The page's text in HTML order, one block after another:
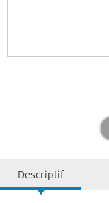
Descriptif